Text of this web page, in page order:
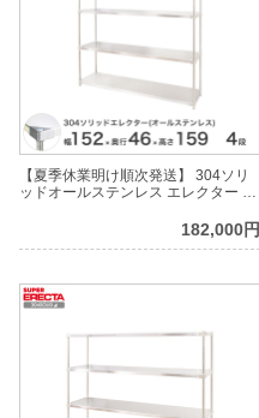
【夏季休業明け順次発送】 304ソリ
ッドオールステンレス エレクター シ
46.1cmx高さ158.7cm PSポール ダイ
カスト・アジャストボルト付 4段
182,000円